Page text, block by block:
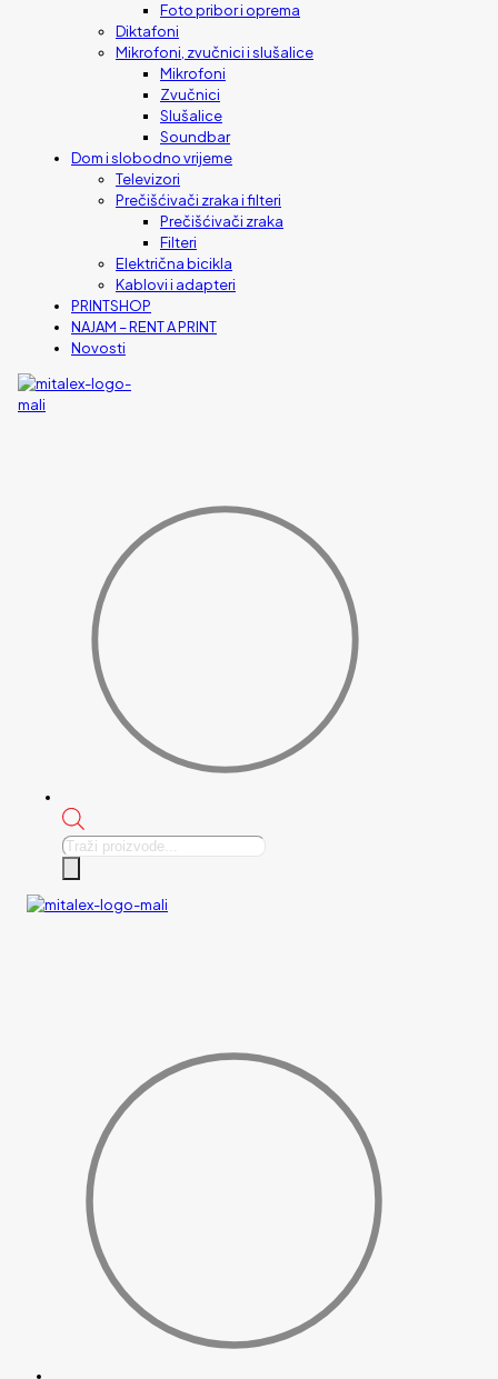
Foto pribor i oprema
Diktafoni
Mikrofoni, zvučnici i slušalice
Mikrofoni
Zvučnici
Slušalice
Soundbar
Dom i slobodno vrijeme
Televizori
Prečišćivači zraka i filteri
Prečišćivači zraka
Filteri
Električna bicikla
Kablovi i adapteri
PRINTSHOP
NAJAM – RENT A PRINT
Novosti
Products